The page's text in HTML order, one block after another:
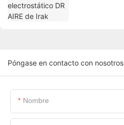
Póngase en contacto con nosotros
Nombre